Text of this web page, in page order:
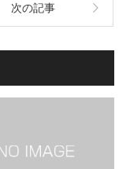
次の記事